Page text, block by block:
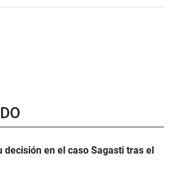
en el caso Sagasti tras el